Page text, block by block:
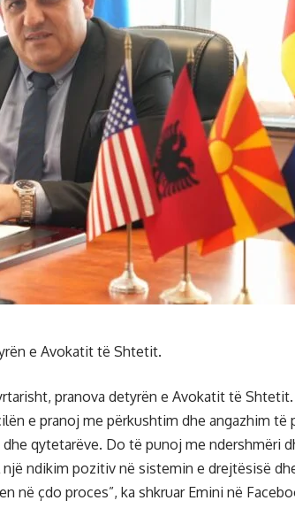
e Avokatit të Shtetit.
pranova detyrën e Avokatit të
e pranoj me përkushtim dhe angazhim të
qytetarëve. Do të punoj me ndershmëri
ndikim pozitiv në sistemin e drejtësisë
në çdo proces”, ka shkruar Emini në